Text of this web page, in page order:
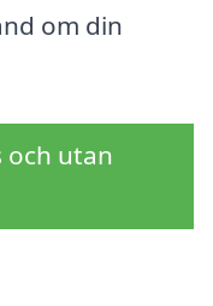
om din
och utan